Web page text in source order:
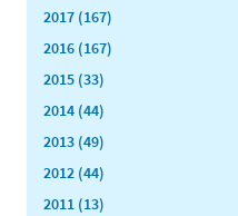
2017 (167)
2016 (167)
2015 (33)
2014 (44)
2013 (49)
2012 (44)
2011 (13)